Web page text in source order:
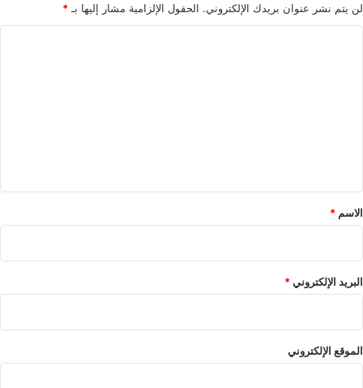
لن يتم نشر عنوان بريدك الإلكتروني. الحقول الإلزامية مشار إليها بـ *
*
الاسم *
البريد الإلكتروني*
الموقع الإلكتروني